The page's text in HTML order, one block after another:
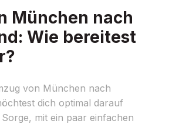
München nach
Wie bereitest
von München nach
dich optimal darauf
mit ein paar einfachen